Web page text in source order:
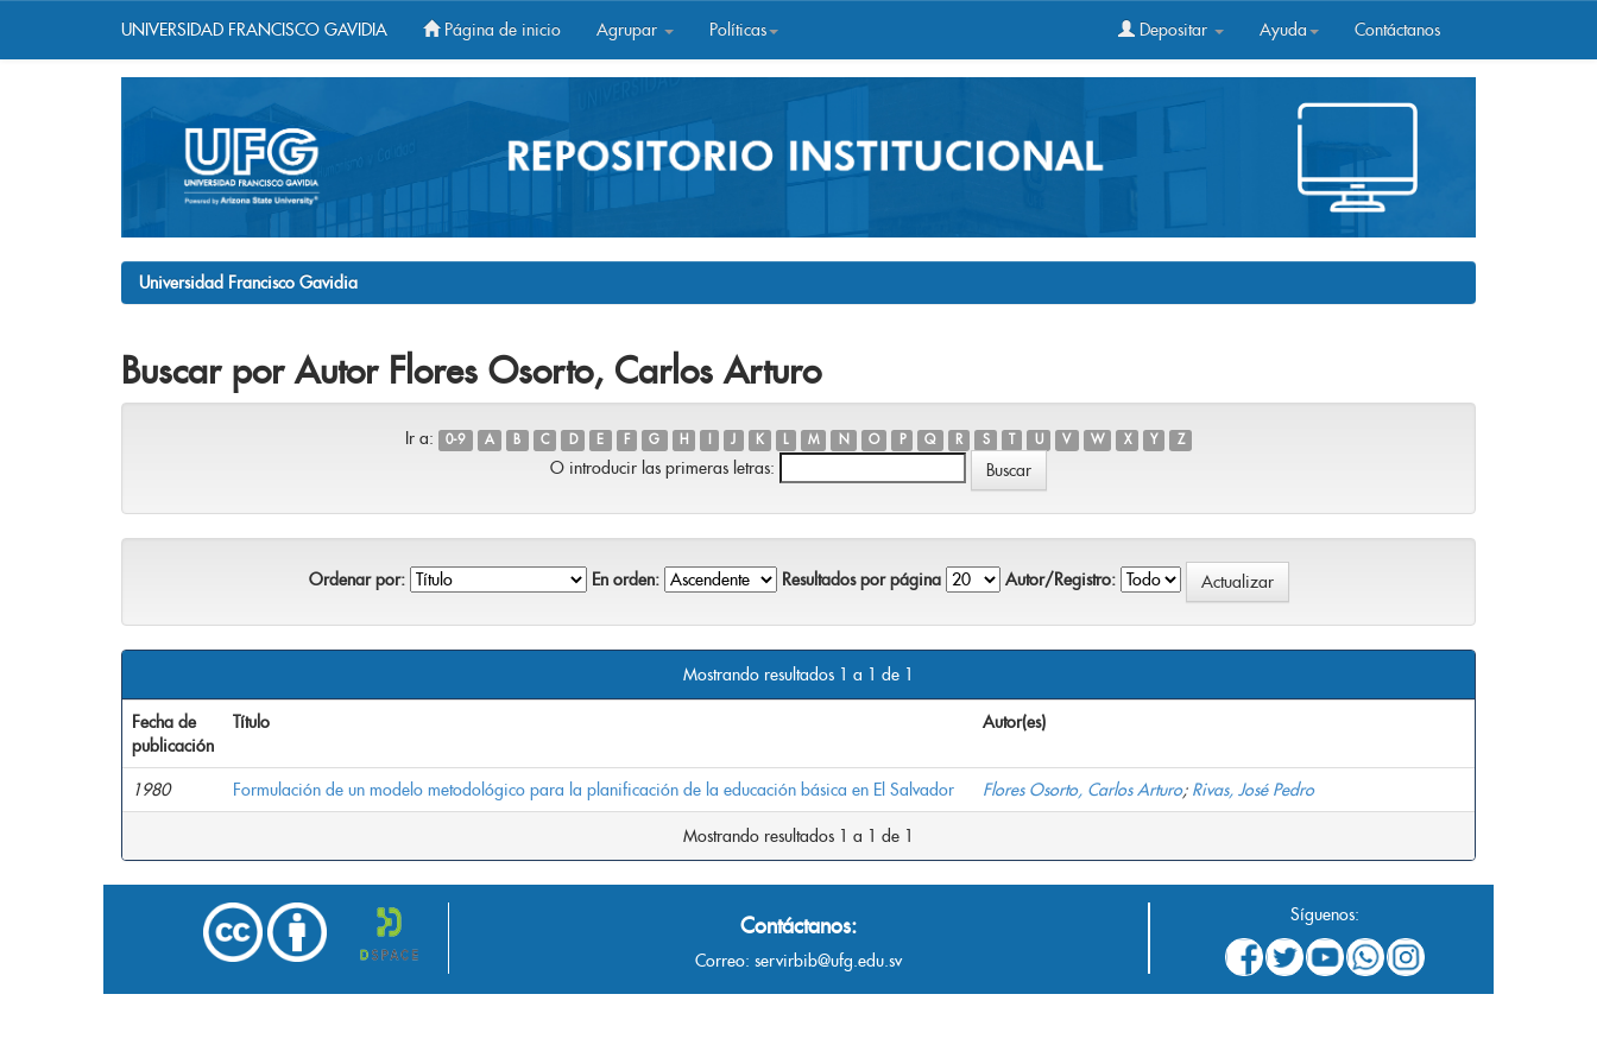
UNIVERSIDAD FRANCISCO GAVIDIA Página de inicio Agrupar Políticas Depositar Ayuda Contáctanos
Universidad Francisco Gavidia
Buscar por Autor Flores Osorto, Carlos Arturo
Ir a: 0-9 A B C D E F G H J K L M N O P Q R S T U V W X Y Z
O introducir las primeras letras:
Ordenar por: En orden: Resultados por página Autor/Registro:
Mostrando resultados 1 a 1 de 1
Fecha de
publicación
Título Autor(es)
1980 Formulación de un modelo metodológico para la planificación de la educación básica en El Salvador Flores Osorto, Carlos Arturo; Rivas, José Pedro
Mostrando resultados 1 a 1 de 1
Contáctanos:
Correo: servirbib@ufg.edu.sv
Síguenos: